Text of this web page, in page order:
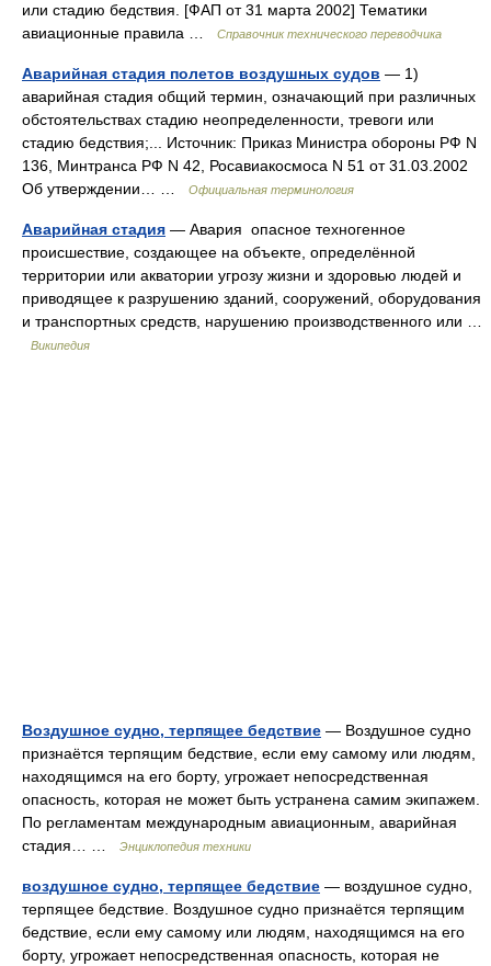
или стадию бедствия. [ФАП от 31 марта 2002] Тематики
авиационные правила …
Справочник технического переводчика
Аварийная стадия полетов воздушных судов — 1)
аварийная стадия общий термин, означающий при различных
обстоятельствах стадию неопределенности, тревоги или
стадию бедствия;... Источник: Приказ Министра обороны РФ N
136, Минтранса РФ N 42, Росавиакосмоса N 51 от 31.03.2002
Об утверждении… …
Официальная терминология
Аварийная стадия — Авария опасное техногенное
происшествие, создающее на объекте, определённой
территории или акватории угрозу жизни и здоровью людей и
приводящее к разрушению зданий, сооружений, оборудования
и транспортных средств, нарушению производственного или …
Википедия
Воздушное судно, терпящее бедствие — Воздушное судно
признаётся терпящим бедствие, если ему самому или людям,
находящимся на его борту, угрожает непосредственная
опасность, которая не может быть устранена самим экипажем.
По регламентам международным авиационным, аварийная
стадия… …
Энциклопедия техники
воздушное судно, терпящее бедствие — воздушное судно,
терпящее бедствие. Воздушное судно признаётся терпящим
бедствие, если ему самому или людям, находящимся на его
борту, угрожает непосредственная опасность, которая не